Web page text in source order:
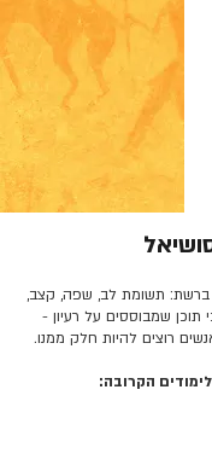
ברשת: תשומת לב, שפה, קצב,
תוכן שמבוססים על רעיון -
רוצים להיות חלק ממנו.
הקרובה: